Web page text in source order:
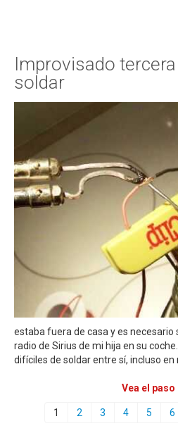
Improvisado
soldar
estaba fuera de casa y es necesario
radio de Sirius de mi hija en su
difíciles de soldar entre sí, incluso
Vea el paso
1 2 3 4 5 6